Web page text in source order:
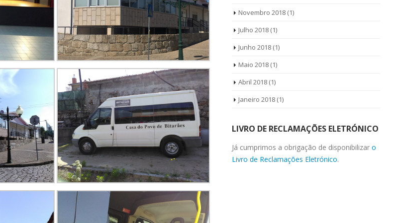
Novembro 2018(1)
Julho 2018(1)
Junho 2018(1)
Maio 2018(1)
Abril 2018(1)
Janeiro 2018(1)
LIVRO DE RECLAMAÇÕES ELETRÓNICO
Já cumprimos a obrigação de disponibilizar o
Livro de Reclamações Eletrónico.